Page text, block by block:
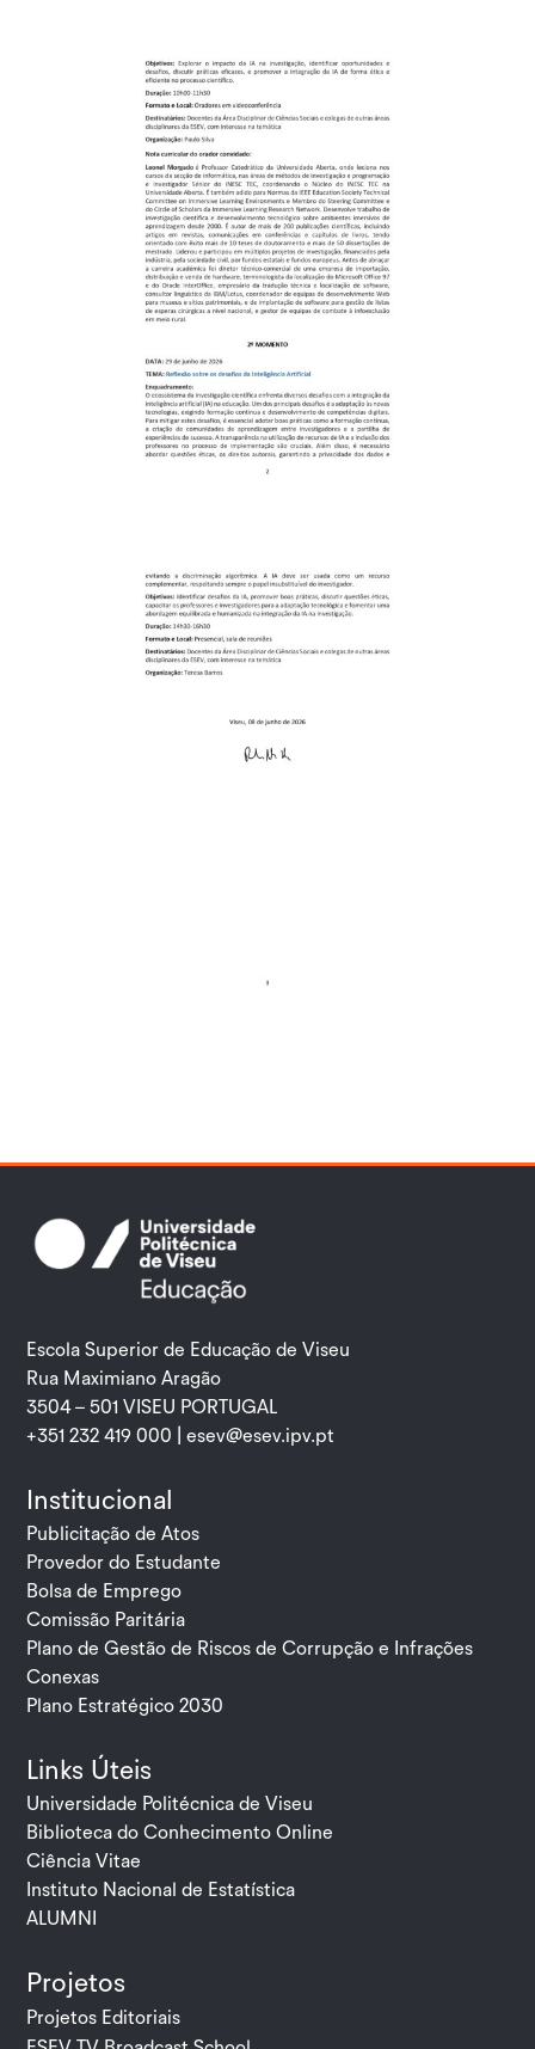
Escola Superior de Educação de Viseu
Rua Maximiano Aragão
3504 – 501 VISEU PORTUGAL
+351 232 419 000 |esev@esev.ipv.pt
Institucional
Publicitação de Atos
Provedor do Estudante
Bolsa de Emprego
Comissão Paritária
Plano de Gestão de Riscos de Corrupção e Infrações
Conexas
Plano Estratégico 2030
Links Úteis
Universidade Politécnica de Viseu
Biblioteca do Conhecimento Online
Ciência Vitae
Instituto Nacional de Estatística
ALUMNI
Projetos
Projetos Editoriais